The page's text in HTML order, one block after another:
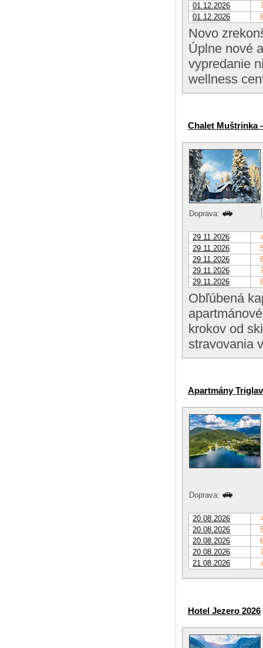
01.12.2026
01.12.2026
Novo
Úplne nové
vypredanie
wellness
Chalet Muštrinka
Doprava:
29.11.2026
29.11.2026
29.11.2026
29.11.2026
29.11.2026
Obľúbená
krokov od
stravovania
Apartmány Triglav
Doprava:
20.08.2026
20.08.2026
20.08.2026
20.08.2026
21.08.2026
Hotel Jezero 2026